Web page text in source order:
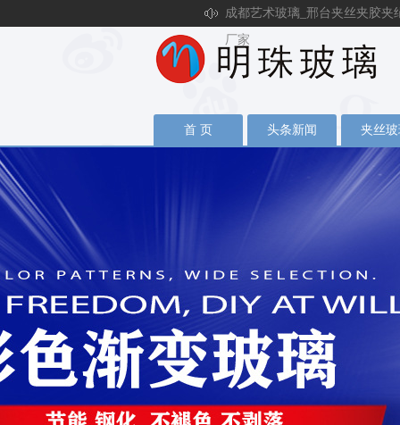
成都艺术玻璃_邢台夹丝夹胶
厂家
首 页 头条新闻 夹丝